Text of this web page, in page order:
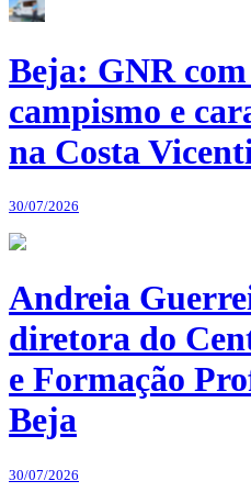
Beja: GNR
campismo e
na Costa
30/07/2026
Andreia
diretora do
e Formação
Beja
30/07/2026